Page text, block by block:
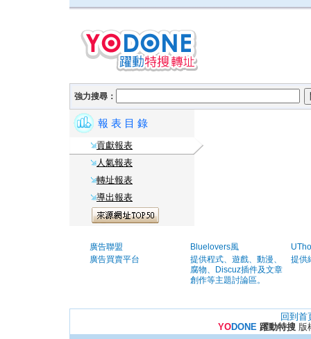
強力搜尋：
報 表 目 錄
貢獻報表
人氣報表
轉址報表
導出報表
廣告聯盟
廣告買賣平台
Bluelovers風
提供程式、遊戲、動漫、
腐物、Discuz插件及文章
創作等主題討論區。
提供
回到首
YODONE 躍動特搜版